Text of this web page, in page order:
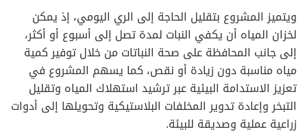
ويتميز المشروع بتقليل الحاجة إلى الري اليومي، إذ يمكن
لخزان المياه أن يكفي النبات لمدة تصل إلى أسبوع أو أكثر،
إلى جانب المحافظة على صحة النباتات من خلال توفير كمية
مياه مناسبة دون زيادة أو نقص، كما يسهم المشروع في
تعزيز الاستدامة البيئية عبر ترشيد استهلاك المياه وتقليل
التبخر وإعادة تدوير المخلفات البلاستيكية وتحويلها إلى أدوات
زراعية عملية وصديقة للبيئة.